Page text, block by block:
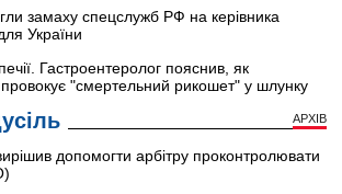
замаху спецслужб РФ на керівника
України
Гастроентеролог пояснив, як
провокує "смертельний рикошет" у шлунку
АРХІВ
допомогти арбітру проконтролювати